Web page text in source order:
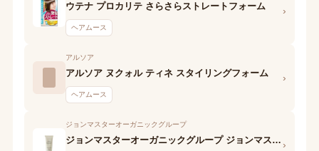
ウテナ プロカリテ さらさらストレートフォーム
ヘアムース
›
アルソア
アルソア ヌクォル ティネ スタイリングフォーム
ヘアムース
›
ジョンマスターオーガニックグループ
ジョンマスターオーガニックグループ ジョンマスターオーガニック Q&Aボリューマイジングフォーム ›